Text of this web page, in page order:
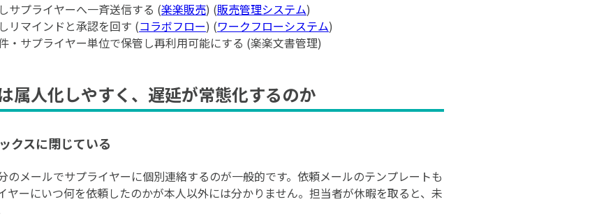
サプライヤーへ一斉送信する (楽楽販売) (販売管理システム)
リマインドと承認を回す (コラボフロー) (ワークフローシステム)
・サプライヤー単位で保管し再利用可能にする (楽楽文書管理)
属人化しやすく、遅延が常態化するのか
クスに閉じている
のメールでサプライヤーに個別連絡するのが一般的です。依頼メールのテンプレートも
ヤーにいつ何を依頼したのかが本人以外には分かりません。担当者が休暇を取ると、未